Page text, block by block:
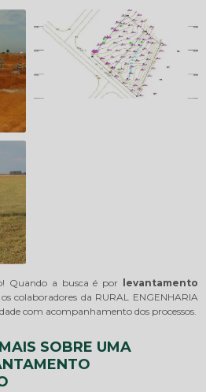
Quando a busca é por
levantamento
colaboradores da RURAL ENGENHARIA
com acompanhamento dos processos.
SOBRE UMA